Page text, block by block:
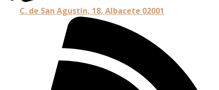
C. de San Agustín, 18, Albacete 02001